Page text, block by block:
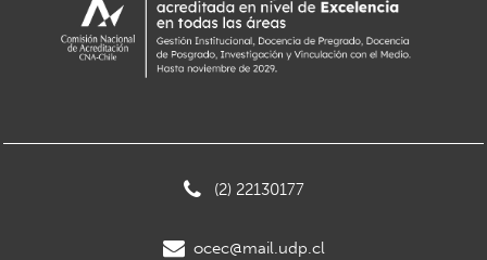
(2) 22130177
ocec@mail.udp.cl